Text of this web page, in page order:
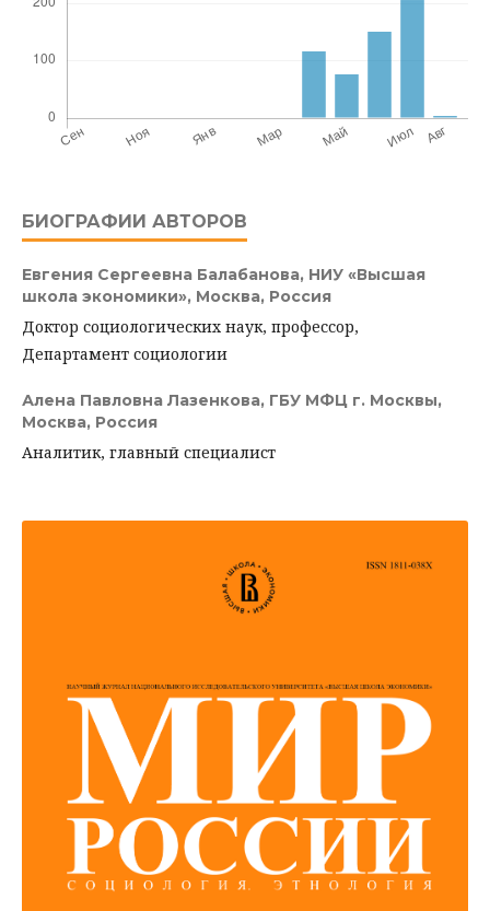
БИОГРАФИИ АВТОРОВ
Евгения Сергеевна Балабанова, НИУ «Высшая
школа экономики», Москва, Россия
Доктор социологических наук, профессор,
Департамент социологии
Алена Павловна Лазенкова, ГБУ МФЦ г. Москвы,
Москва, Россия
Аналитик, главный специалист